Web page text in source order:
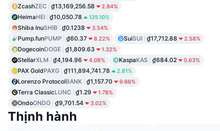
ZcashZEC ₫13,169,256.58 2.84%
HeimaHEI ₫10,050.78 135.10%
Shiba InuSHIB ₫0.1238 3.54%
Pump.funPUMP ₫60.37 8.22% SuiSUI ₫17,712.88 2.58%
DogecoinDOGE ₫1,809.63 1.32%
StellarXLM ₫4,194.96 4.08% KaspaKAS ₫684.02 0.63%
PAX GoldPAXG ₫111,894,741.78 2.81%
Lorenzo ProtocolBANK ₫1,157.70 9.66%
Terra ClassicLUNC ₫1.29 1.78%
OndoONDO ₫9,701.54 3.02%
Thịnh hành